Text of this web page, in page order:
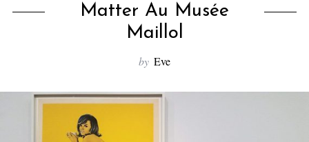
Matter Au Musée
Maillol
by Eve